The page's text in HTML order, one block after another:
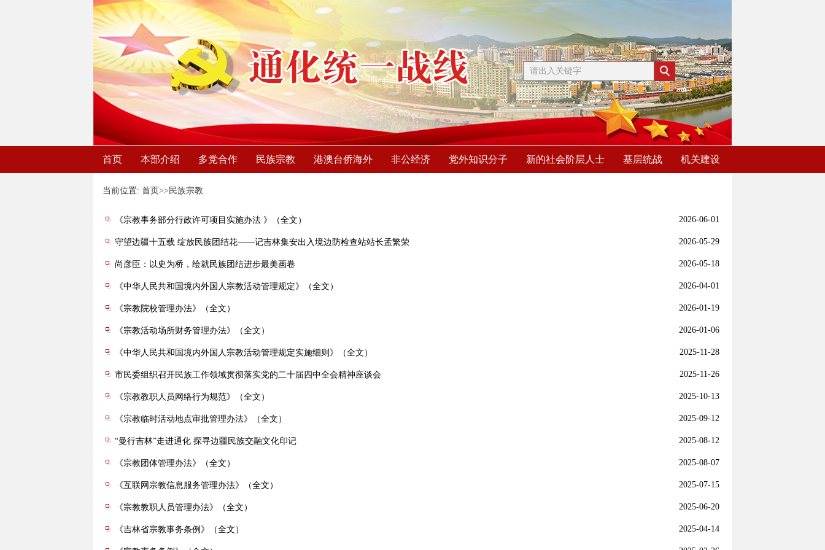
首页 本部介绍 多党合作 民族宗教 港澳台侨海外 非公经济 党外知识分子 新的社会阶层人士 基层统战 机关建设
当前位置: 首页>>民族宗教
2026-06-01
《宗教事务部分行政许可项目实施办法 》（全文）
2026-05-29
守望边疆十五载 绽放民族团结花——记吉林集安出入境边防检查站站长孟繁荣
2026-05-18
尚彦臣：以史为桥，绘就民族团结进步最美画卷
2026-04-01
《中华人民共和国境内外国人宗教活动管理规定》（全文）
2026-01-19
《宗教院校管理办法》（全文）
2026-01-06
《宗教活动场所财务管理办法》（全文）
2025-11-28
《中华人民共和国境内外国人宗教活动管理规定实施细则》（全文）
2025-11-26
市民委组织召开民族工作领域贯彻落实党的二十届四中全会精神座谈会
2025-10-13
《宗教教职人员网络行为规范》（全文）
2025-09-12
《宗教临时活动地点审批管理办法》（全文）
2025-08-12
“曼行吉林”走进通化 探寻边疆民族交融文化印记
2025-08-07
《宗教团体管理办法》（全文）
2025-07-15
《互联网宗教信息服务管理办法》（全文）
2025-06-20
《宗教教职人员管理办法》（全文）
2025-04-14
《吉林省宗教事务条例》（全文）